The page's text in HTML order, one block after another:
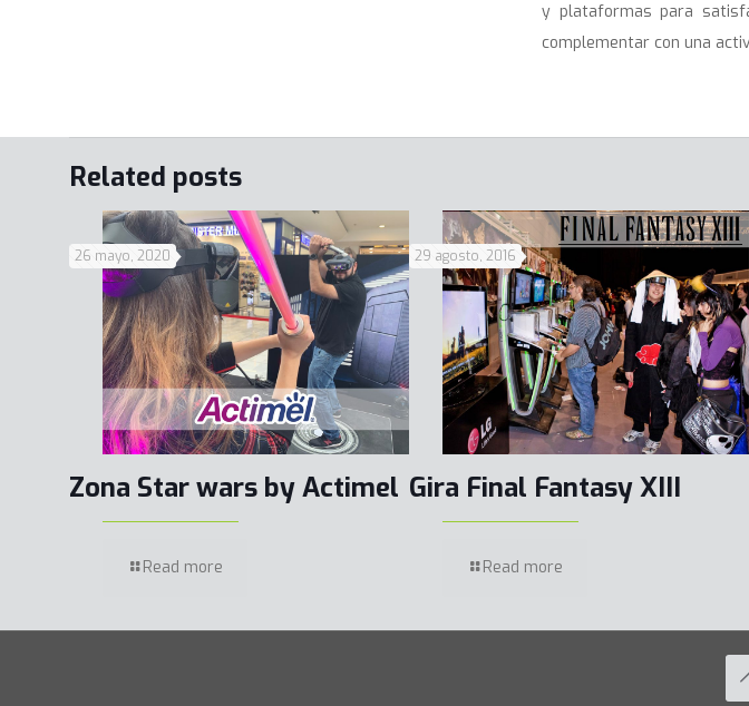
y plataformas para
complementar con una
Related posts
26 mayo, 2020
Zona Star wars by Actimel
Read more
29 agosto, 2016
Gira Final Fantasy XIII
Read more